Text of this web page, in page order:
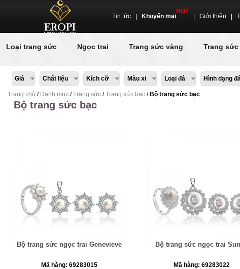
Tin tức Khuyến mại
HOT
Giới thiệu
Loại trang sức Ngọc trai Trang sức vàng Trang sức
Giá Chất liệu Kích cỡ Màu xi Loại đá Hình dạng
Trang chủ / Danh mục /Trang sức /Trang sức bạc / Bộ trang sức bạc
Bộ trang sức bạc
Bộ trang sức ngọc trai Genevieve
Mã hàng: 69283015
Bộ trang sức ngọc trai
Mã hàng: 69283022